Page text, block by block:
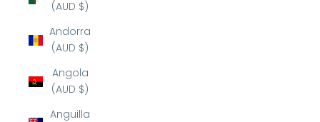
(AUD $)
Andorra
(AUD $)
Angola
(AUD $)
Anguilla